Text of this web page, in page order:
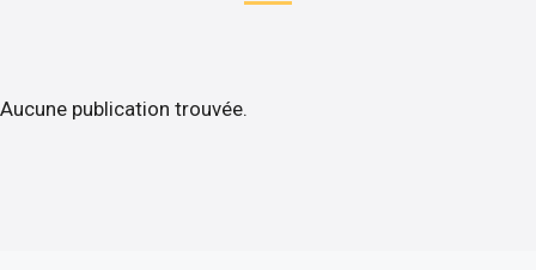
Aucune publication trouvée.